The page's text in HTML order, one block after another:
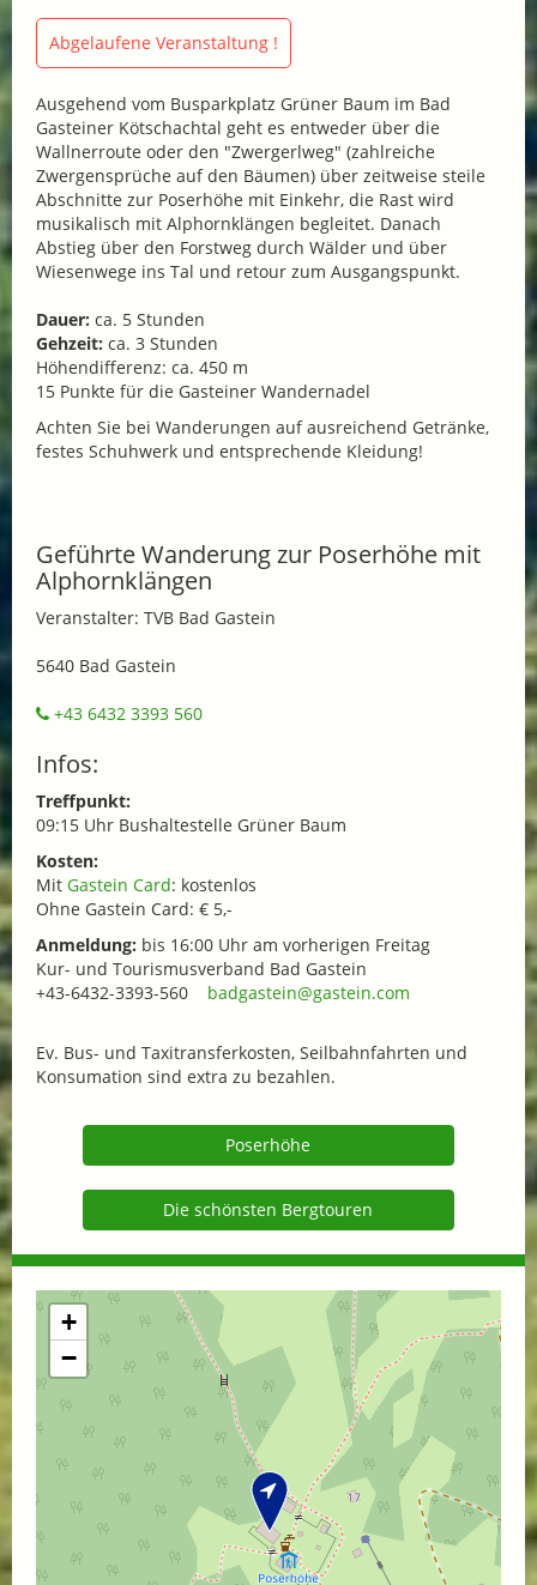
Abgelaufene Veranstaltung !
Ausgehend vom Busparkplatz Grüner Baum im Bad
Gasteiner Kötschachtal geht es entweder über die
Wallnerroute oder den "Zwergerlweg" (zahlreiche
Zwergensprüche auf den Bäumen) über zeitweise steile
Abschnitte zur Poserhöhe mit Einkehr, die Rast wird
musikalisch mit Alphornklängen begleitet. Danach
Abstieg über den Forstweg durch Wälder und über
Wiesenwege ins Tal und retour zum Ausgangspunkt.
Dauer: ca. 5 Stunden
Gehzeit: ca. 3 Stunden
Höhendifferenz: ca. 450 m
15 Punkte für die Gasteiner Wandernadel
Achten Sie bei Wanderungen auf ausreichend Getränke,
festes Schuhwerk und entsprechende Kleidung!
Geführte Wanderung zur Poserhöhe mit
Alphornklängen
Veranstalter: TVB Bad Gastein
5640 Bad Gastein
+43 6432 3393 560
Infos:
Treffpunkt:
09:15 Uhr Bushaltestelle Grüner Baum
Kosten:
Mit Gastein Card: kostenlos
Ohne Gastein Card: € 5,-
Anmeldung: bis 16:00 Uhr am vorherigen Freitag
Kur- und Tourismusverband Bad Gastein
+43-6432-3393-560 badgastein@gastein.com
Ev. Bus- und Taxitransferkosten, Seilbahnfahrten und
Konsumation sind extra zu bezahlen.
Poserhöhe
Die schönsten Bergtouren
+
−